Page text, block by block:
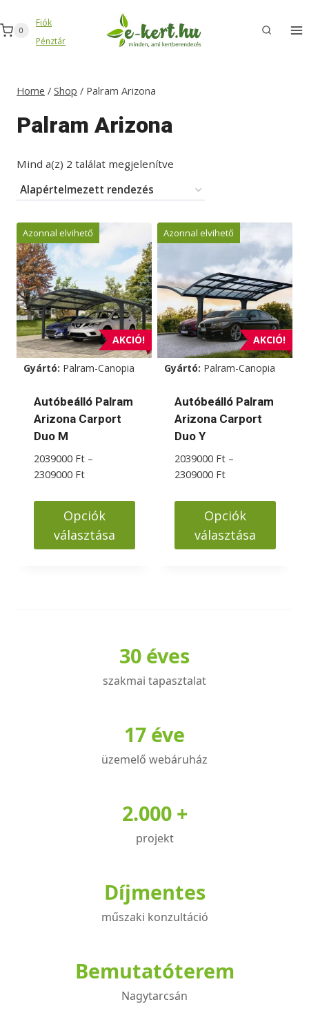
to
content
0
Fiók
Pénztár
Home / Shop / Palram Arizona
Palram Arizona
Mind a(z) 2 találat megjelenítve
AKCIÓ!
Azonnal elvihető
Gyártó: Palram-Canopia
Autóbeálló Palram
Arizona Carport
Duo M
2039000 Ft –
2309000 FtÁrtartomány:
-
2309000 Ft
Opciók
választása
AKCIÓ!
Azonnal elvihető
Gyártó: Palram-Canopia
Autóbeálló Palram
Arizona Carport
Duo Y
2039000 Ft –
2309000 FtÁrtartomány:
-
2309000 Ft
Opciók
választása
van.
változatok
választhatók
ki
30 éves
szakmai tapasztalat
17 éve
üzemelő webáruház
2.000 +
projekt
Díjmentes
műszaki konzultáció
Bemutatóterem
Nagytarcsán